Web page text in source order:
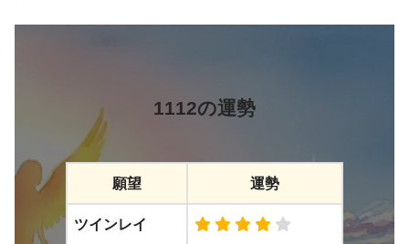
1112の運勢
願望 運勢
ツインレイ